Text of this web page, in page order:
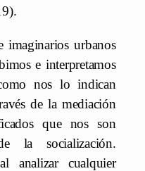
imaginarios urbanos
e interpretamos
nos lo indican
de la mediación
que nos son
la socialización.
analizar cualquier